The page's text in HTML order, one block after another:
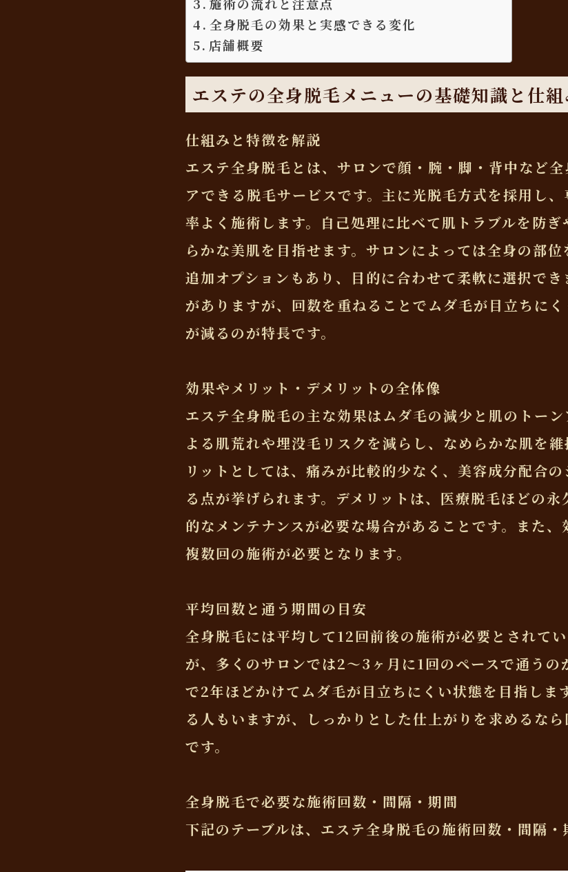
施術の流れと注意点
全身脱毛の効果と実感できる変化
店舗概要
エステの全身脱毛メニューの基礎知識と仕組
仕組みと特徴を解説
エステ全身脱毛とは、サロンで顔・腕・脚・背中など
アできる脱毛サービスです。主に光脱毛方式を採用し
率よく施術します。自己処理に比べて肌トラブルを防
らかな美肌を目指せます。サロンによっては全身の部
追加オプションもあり、目的に合わせて柔軟に選択で
がありますが、回数を重ねることでムダ毛が目立ちに
が減るのが特長です。
効果やメリット・デメリットの全体像
エステ全身脱毛の主な効果はムダ毛の減少と肌のトー
よる肌荒れや埋没毛リスクを減らし、なめらかな肌を
リットとしては、痛みが比較的少なく、美容成分配合
る点が挙げられます。デメリットは、医療脱毛ほどの
的なメンテナンスが必要な場合があることです。また
複数回の施術が必要となります。
平均回数と通う期間の目安
全身脱毛には平均して12回前後の施術が必要とされて
が、多くのサロンでは2～3ヶ月に1回のペースで通うの
で2年ほどかけてムダ毛が目立ちにくい状態を目指しま
る人もいますが、しっかりとした仕上がりを求めるな
です。
全身脱毛で必要な施術回数・間隔・期間
下記のテーブルは、エステ全身脱毛の施術回数・間隔・